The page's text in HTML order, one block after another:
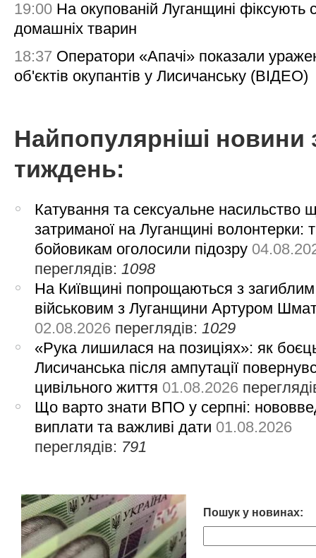
19:00 На окупованій Луганщині фіксують
домашніх тварин
18:37 Оператори «Апачі» показали
об'єктів окупантів у Лисичанську (ВІДЕО)
Найпопулярніші новини
тиждень:
Катування та сексуальне насильство
затриманої на Луганщині волонтерки:
бойовикам оголосили підозру
переглядів: 1098
На Київщині попрощаються з загиблим
військовим з Луганщини Артуром
02.08.2026 переглядів: 1029
«Рука лишилася на позиціях»: як
Лисичанська після ампутації
цивільного життя 01.08.2026
Що варто знати ВПО у серпні:
виплати та важливі дати 01.08.2026
переглядів: 791
Пошук у новинах: